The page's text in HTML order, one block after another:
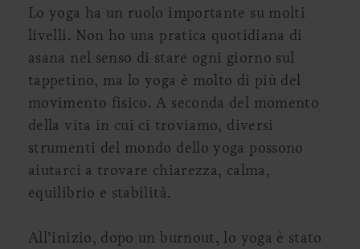
Lo yoga ha un ruolo importante su molti
livelli. Non ho una pratica quotidiana di
asana nel senso di stare ogni giorno sul
tappetino, ma lo yoga è molto di più del
movimento fisico. A seconda del momento
della vita in cui ci troviamo, diversi
strumenti del mondo dello yoga possono
aiutarci a trovare chiarezza, calma,
equilibrio e stabilità.
All’inizio, dopo un burnout, lo yoga è stato